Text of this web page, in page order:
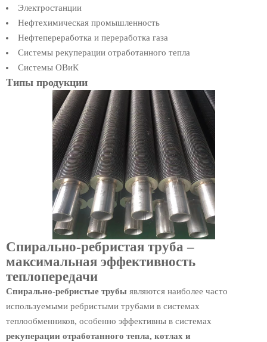
Электростанции
Нефтехимическая промышленность
Нефтепереработка и переработка газа
Системы рекуперации отработанного тепла
Системы ОВиК
Типы продукции
Спирально-ребристая труба –
максимальная эффективность
теплопередачи
Спирально-ребристые трубы являются наиболее часто
используемыми ребристыми трубами в системах
теплообменников, особенно эффективны в системах
рекуперации отработанного тепла, котлах и